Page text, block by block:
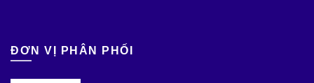
ĐƠN VỊ PHÂN PHỐI